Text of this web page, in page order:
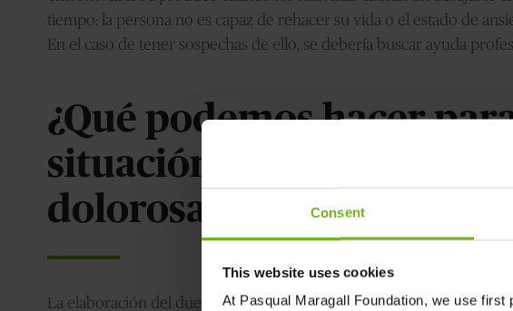
Consent
This website uses cookies
At Pasqual Maragall Foundation, we use first
tiempo: la persona no es capaz de rehacer su vida o el estado de
En el caso de tener sospechas de ello, se debería buscar ayuda
¿Qué podemos hacer
situación de duelo de
dolorosa?
La elaboración del duelo suele durarentre uno y dos años . La